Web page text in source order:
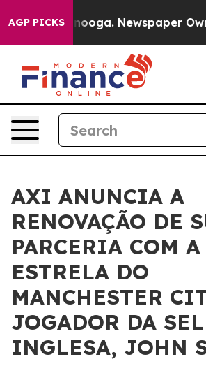
AGP PICKS
in Chattanooga. Newspaper
AXI ANUNCIA A
RENOVAÇÃO DE
PARCERIA COM A
ESTRELA DO
MANCHESTER
JOGADOR DA
INGLESA, JOHN